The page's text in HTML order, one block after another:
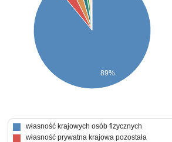
89%
własność krajowych osób fizycznych
własność prywatna krajowa pozostała